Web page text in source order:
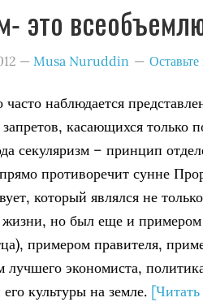
это
— Musa Nuruddin
наблюдается
касающихся только
секуляризм – принцип
противоречит сунне
который являлся не
но был еще и
примером правителя,
лучшего экономиста,
культуры на земле.